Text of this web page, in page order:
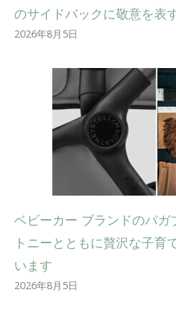
のサイドバックに敬意を表
2026年8月5日
ベビーカー ブランドのバガ
トニーとともに贅沢な子育
います
2026年8月5日